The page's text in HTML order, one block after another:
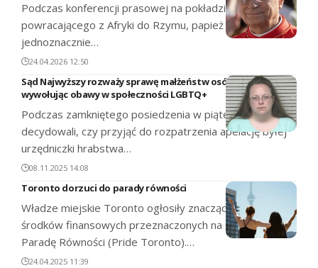
Podczas konferencji prasowej na pokładzie samolotu
powracającego z Afryki do Rzymu, papież Leon XIV
jednoznacznie…
24.04.2026 12:50
Sąd Najwyższy rozważy sprawę małżeństw osób tej samej płci,
wywołując obawy w społeczności LGBTQ+
Podczas zamkniętego posiedzenia w piątek, sędziowie
decydowali, czy przyjąć do rozpatrzenia apelację byłej
urzędniczki hrabstwa…
08.11.2025 14:08
Toronto dorzuci do parady równości
Władze miejskie Toronto ogłosiły znaczące zwiększenie
środków finansowych przeznaczonych na doroczną
Paradę Równości (Pride Toronto).…
24.04.2025 11:39